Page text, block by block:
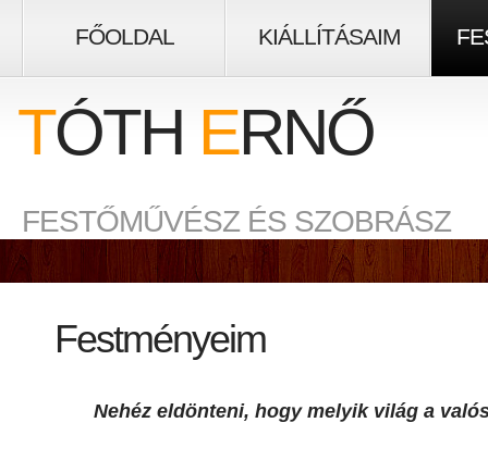
FŐOLDAL KIÁLLÍTÁSAIM
TÓTH ERNŐ
FESTŐMŰVÉSZ ÉS SZOBRÁSZ
Festményeim
 Nehéz eldönteni, hogy melyik világ a